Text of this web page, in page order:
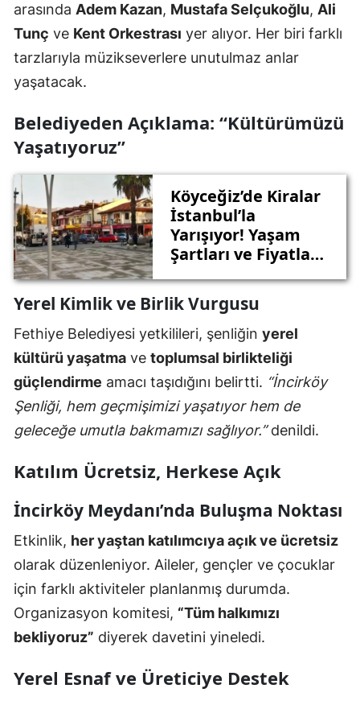
arasında Adem Kazan, Mustafa Selçukoğlu, Ali
Tunç ve Kent Orkestrası yer alıyor. Her biri farklı
tarzlarıyla müzikseverlere unutulmaz anlar
yaşatacak.
Belediyeden Açıklama: “Kültürümüzü
Yaşatıyoruz”
Köyceğiz’de Kiralar
İstanbul’la
Yarışıyor! Yaşam
Şartları ve Fiyatlar
Yerel Kimlik ve Birlik Vurgusu
Fethiye Belediyesi yetkilileri, şenliğin yerel
kültürü yaşatma ve toplumsal birlikteliği
güçlendirme amacı taşıdığını belirtti. “İncirköy
Şenliği, hem geçmişimizi yaşatıyor hem de
geleceğe umutla bakmamızı sağlıyor.”denildi.
Katılım Ücretsiz, Herkese Açık
İncirköy Meydanı’nda Buluşma Noktası
Etkinlik, her yaştan katılımcıya açık ve ücretsiz
olarak düzenleniyor. Aileler, gençler ve çocuklar
için farklı aktiviteler planlanmış durumda.
Organizasyon komitesi, “Tüm halkımızı
bekliyoruz” diyerek davetini yineledi.
Yerel Esnaf ve Üreticiye Destek